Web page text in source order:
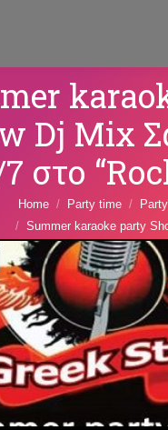
Dj Mix
στο
Home Party time
Summer karaoke party